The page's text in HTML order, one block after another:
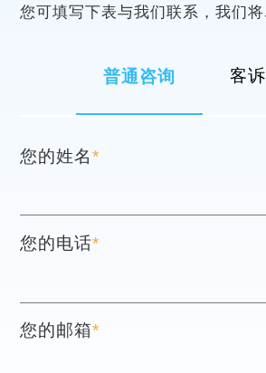
您可填写下表与我们联系，我们
普通咨询 客
您的姓名 *
您的电话*
您的邮箱*